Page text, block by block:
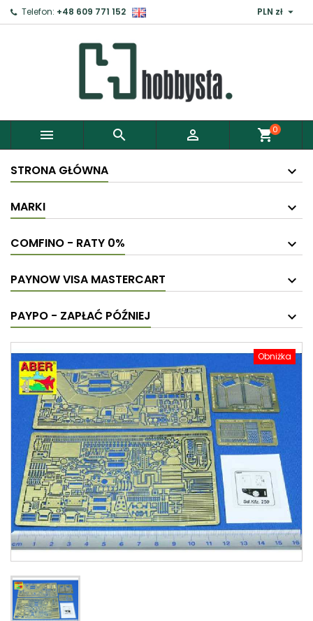
Telefon: +48 609 771 152 PLN zł 
   shopping_cart0
STRONA GŁÓWNA
MARKI
COMFINO - RATY 0%
PAYNOW VISA MASTERCART
PAYPO - ZAPŁAĆ PÓŹNIEJ
Obniżka